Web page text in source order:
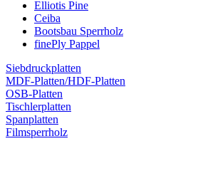
Elliotis Pine
Ceiba
Bootsbau Sperrholz
finePly Pappel
Siebdruckplatten
MDF-Platten/HDF-Platten
OSB-Platten
Tischlerplatten
Spanplatten
Filmsperrholz